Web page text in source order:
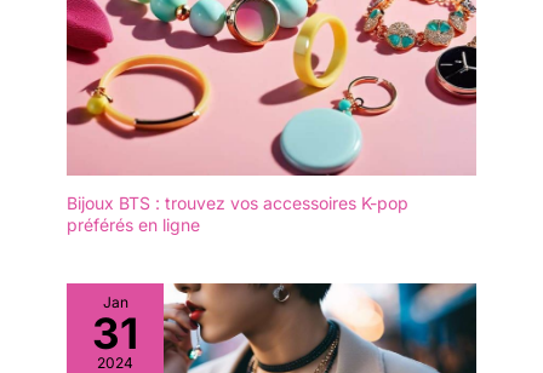
Bijoux BTS : trouvez vos accessoires K-pop
préférés en ligne
Jan
31
2024